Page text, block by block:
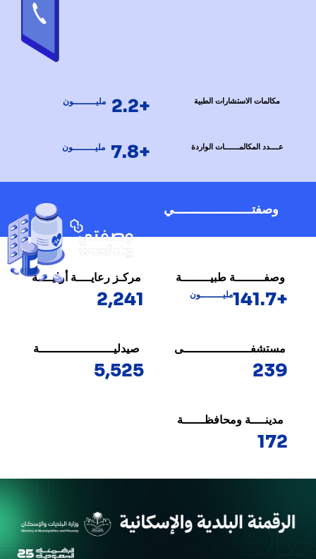
مكالمات الاستشارات الطبية +2.2 مليــــــــون
عــــدد المكالمـــــــات الواردة +7.8 مليــــــــون
وصفتــــــــــــــــــــــي
وصفــــــــة طبيــــــــة
+141.7 مليــــــــون
مركـز رعايــــة أوليــــة
2,241
مستشفـــــــــــــــــــى
239
صيدليـــــــــــــــــــــة
5,525
مدينــــة ومحافظــــــة
172